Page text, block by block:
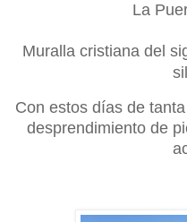
La
Muralla cristiana del
Con estos días de
desprendimiento de